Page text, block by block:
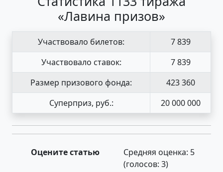
«Лавина призов»
Участвовало билетов:
7 839
Участвовало ставок:
7 839
Размер призового фонда:
423 360
Суперприз, руб.:
20 000 000
Оцените статью Средняя оценка: 5
(голосов: 3)